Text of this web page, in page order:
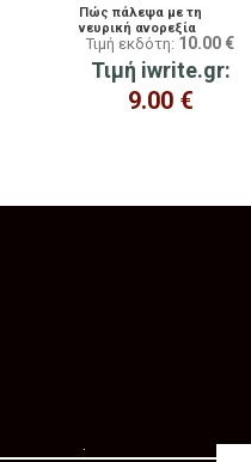
Πώς πάλεψα με τη
νευρική ανορεξία
Τιμή εκδότη: 10.00 €
Τιμή iwrite.gr:
9.00 €
.